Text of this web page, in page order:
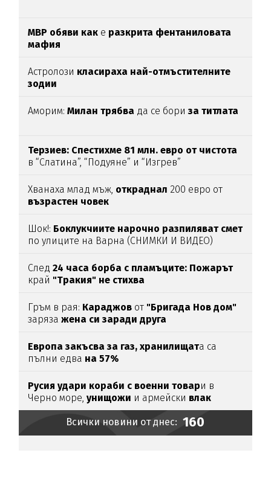
МВР обяви как е разкрита фентаниловата
мафия
Астролози класираха най-отмъстителните
зодии
Аморим:Милан трябва да се бориза титлата
Терзиев: Спестихме 81 млн. евро от чистота
в “Слатина”, “Подуяне” и “Изгрев”
Хванаха млад мъж, откраднал 200 евро от
възрастен човек
Шок!: Боклукчиите нарочно разпиляват смет
по улиците на Варна (СНИМКИ И ВИДЕО)
След 24 часа борба с пламъците: Пожарът
край "Тракия" не стихва
Гръм в рая: Караджов от "Бригада Нов дом"
зарязажена си заради друга
Европа закъсва за газ, хранилищата са
пълни едва на 57%
Русия удари кораби с военни товари в
Черно море,унищожи и армейски влак
(ВИДЕО)
Всички новини от днес: 160